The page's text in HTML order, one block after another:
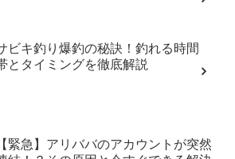
ビキ釣り爆釣の秘訣！釣れる時間
とタイミングを徹底解説
【緊急】アリババのアカウントが突然